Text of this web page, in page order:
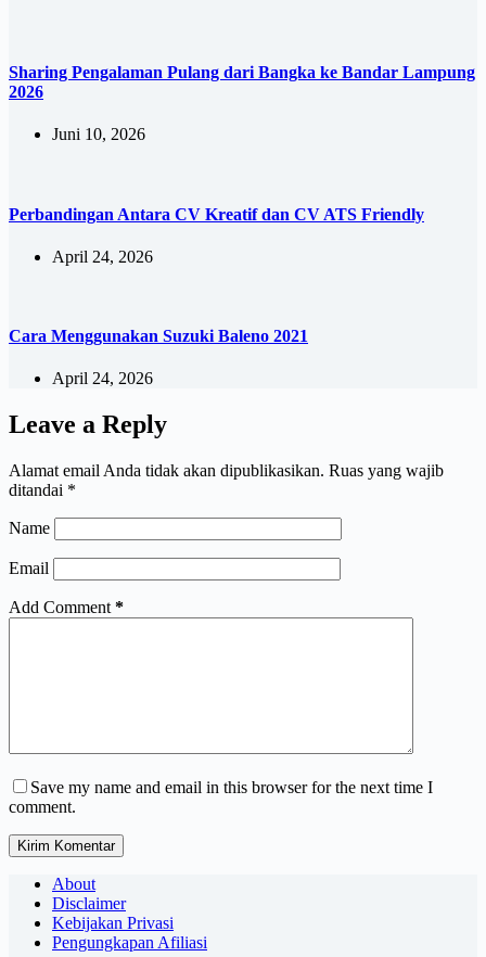
Sharing Pengalaman Pulang dari Bangka ke Bandar Lampung
2026
Juni 10, 2026
Perbandingan Antara CV Kreatif dan CV ATS Friendly
April 24, 2026
Cara Menggunakan Suzuki Baleno 2021
April 24, 2026
Leave a Reply
Alamat email Anda tidak akan dipublikasikan. Ruas yang wajib
ditandai *
Name
Email
Add Comment *
Save my name and email in this browser for the next time I
comment.
Kirim Komentar
About
Disclaimer
Kebijakan Privasi
Pengungkapan Afiliasi